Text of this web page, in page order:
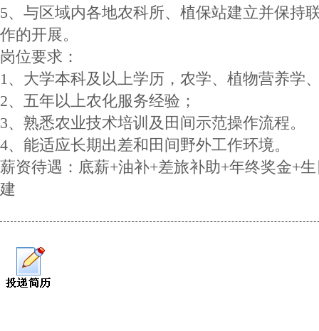
5、与区域内各地农科所、植保站建立并保持
作的开展。
岗位要求：
1、大学本科及以上学历，农学、植物营养学
2、五年以上农化服务经验；
3、熟悉农业技术培训及田间示范操作流程。
4、能适应长期出差和田间野外工作环境。
薪资待遇：底薪+油补+差旅补助+年终奖金+
建